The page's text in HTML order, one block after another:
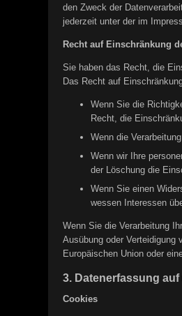
den Zweck der
jederzeit unter der im
Recht auf Einschränkung
Sie haben das Recht, die
Das Recht auf
Wenn Sie die
Recht, die
Wenn die
Wenn wir Ihre
der Löschung die
Wenn Sie einen
wessen Interessen
Wenn Sie die Verarbeitung
Ausübung oder Verteidigung
Europäischen Union oder
3. Datenerfassung
Cookies